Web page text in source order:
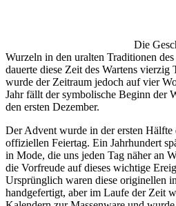
Die
Wurzeln in den uralten Traditionen
dauerte diese Zeit des Wartens
wurde der Zeitraum jedoch auf vier
Jahr fällt der symbolische Beginn der
den ersten Dezember.
Der Advent wurde in der ersten Hälfte
offiziellen Feiertag. Ein Jahrhundert
in Mode, die uns jeden Tag näher an
die Vorfreude auf dieses wichtige
Ursprünglich waren diese originellen
handgefertigt, aber im Laufe der Zeit